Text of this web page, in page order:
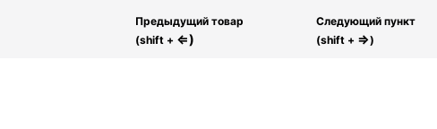
Предыдущий товар
(shift + ⇐)
Следующий пункт
(shift + ⇒)